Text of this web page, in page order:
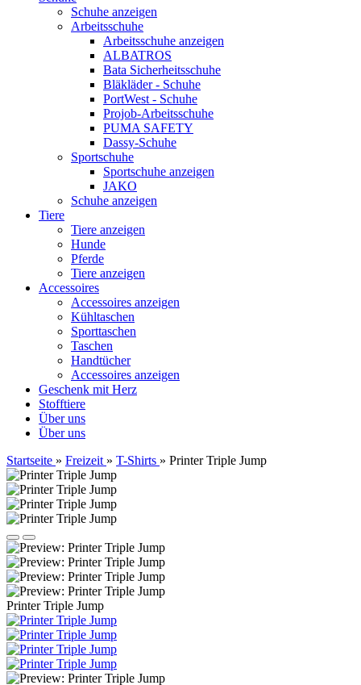
Schuhe anzeigen
Arbeitsschuhe
Arbeitsschuhe anzeigen
ALBATROS
Bata Sicherheitsschuhe
Bläkläder - Schuhe
PortWest - Schuhe
Projob-Arbeitsschuhe
PUMA SAFETY
Dassy-Schuhe
Sportschuhe
Sportschuhe anzeigen
JAKO
Schuhe anzeigen
Tiere
Tiere anzeigen
Hunde
Pferde
Tiere anzeigen
Accessoires
Accessoires anzeigen
Kühltaschen
Sporttaschen
Taschen
Handtücher
Accessoires anzeigen
Geschenk mit Herz
Stofftiere
Über uns
Über uns
Startseite » Freizeit » T-Shirts » Printer Triple Jump
Printer Triple Jump